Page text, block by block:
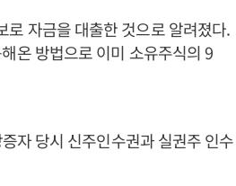
로 자금을 대출한 것으로 알려졌다.
온 방법으로 이미 소유주식의 9
자 당시 신주인수권과 실권주 인수